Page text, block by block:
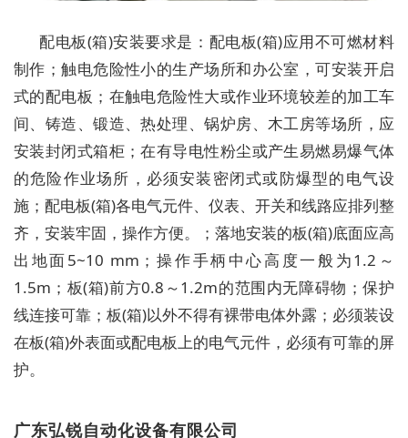
配电板(箱)安装要求是：配电板(箱)应用不可燃材料
制作；触电危险性小的生产场所和办公室，可安装开启
式的配电板；在触电危险性大或作业环境较差的加工车
间、铸造、锻造、热处理、锅炉房、木工房等场所，应
安装封闭式箱柜；在有导电性粉尘或产生易燃易爆气体
的危险作业场所，必须安装密闭式或防爆型的电气设
施；配电板(箱)各电气元件、仪表、开关和线路应排列整
齐，安装牢固，操作方便。；落地安装的板(箱)底面应高
出地面5~10 mm；操作手柄中心高度一般为1.2～
1.5m；板(箱)前方0.8～1.2m的范围内无障碍物；保护
线连接可靠；板(箱)以外不得有裸带电体外露；必须装设
在板(箱)外表面或配电板上的电气元件，必须有可靠的屏
护。
广东弘锐自动化设备有限公司